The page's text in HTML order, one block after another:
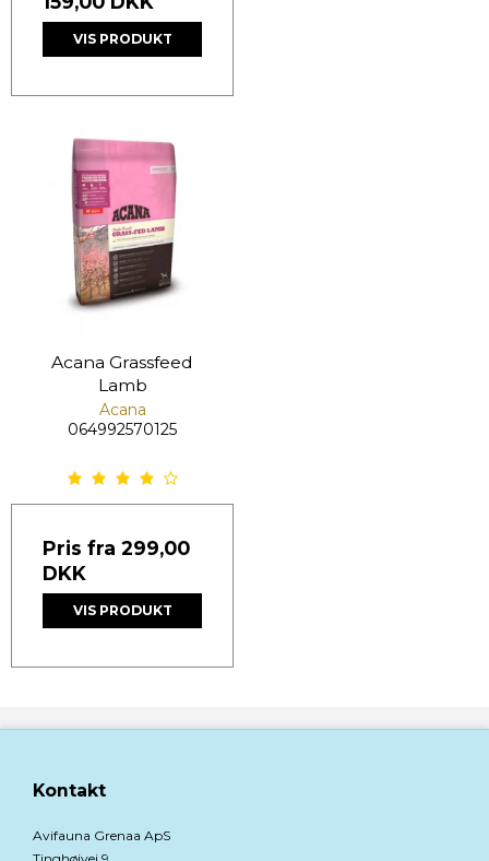
VIS PRODUKT
Acana Grassfeed
Lamb
Acana
064992570125
Pris fra 299,00
DKK
VIS PRODUKT
Kontakt
Avifauna Grenaa ApS